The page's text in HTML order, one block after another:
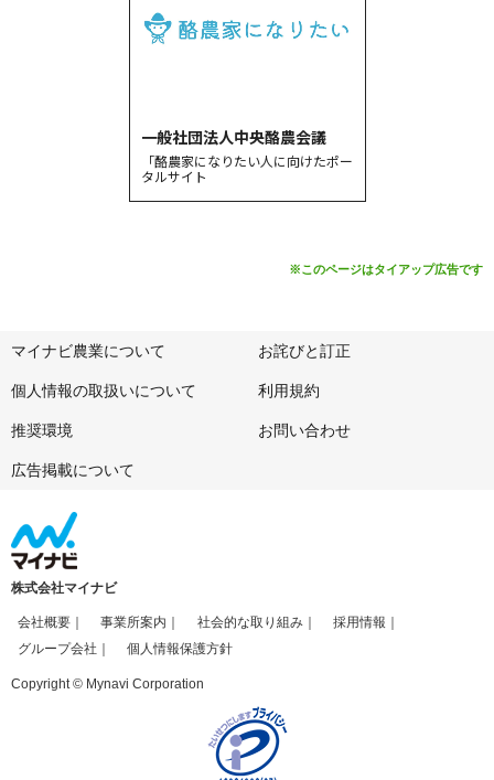
一般社団法人中央酪農会議
「酪農家になりたい人に向けたポー
タルサイト
※このページはタイアップ広告です
マイナビ農業について お詫びと訂正
個人情報の取扱いについて 利用規約
推奨環境 お問い合わせ
広告掲載について
株式会社マイナビ
会社概要 事業所案内 社会的な取り組み
採用情報
グループ会社
個人情報保護方針
Copyright © Mynavi Corporation